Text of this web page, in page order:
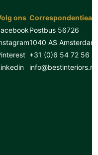
ons
Postbus 56726
1040 AS Amsterdam
+31 (0)6 54 72 56
info@bestinteriors.nl